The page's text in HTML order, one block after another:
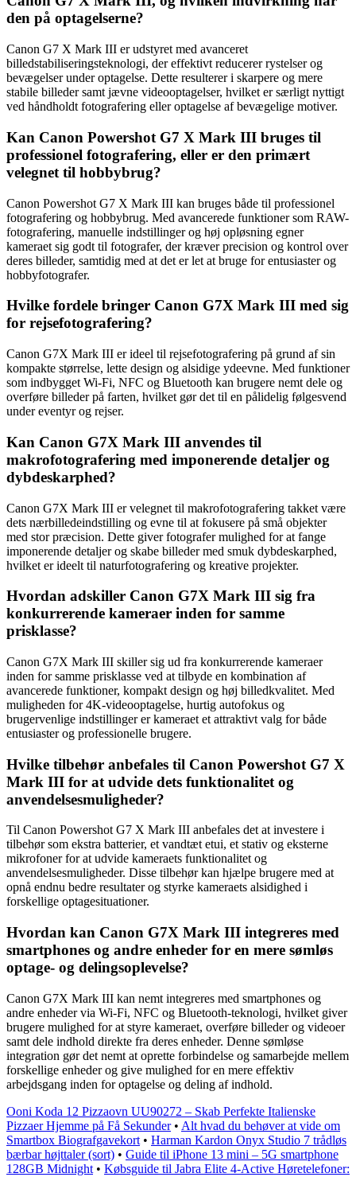
den på optagelserne?
Canon G7 X Mark III er udstyret med avanceret
billedstabiliseringsteknologi, der effektivt reducerer rystelser og
bevægelser under optagelse. Dette resulterer i skarpere og mere
stabile billeder samt jævne videooptagelser, hvilket er særligt nyttigt
ved håndholdt fotografering eller optagelse af bevægelige motiver.
Kan Canon Powershot G7 X Mark III bruges til
professionel fotografering, eller er den primært
velegnet til hobbybrug?
Canon Powershot G7 X Mark III kan bruges både til professionel
fotografering og hobbybrug. Med avancerede funktioner som RAW-
fotografering, manuelle indstillinger og høj opløsning egner
kameraet sig godt til fotografer, der kræver precision og kontrol over
deres billeder, samtidig med at det er let at bruge for entusiaster og
hobbyfotografer.
Hvilke fordele bringer Canon G7X Mark III med sig
for rejsefotografering?
Canon G7X Mark III er ideel til rejsefotografering på grund af sin
kompakte størrelse, lette design og alsidige ydeevne. Med funktioner
som indbygget Wi-Fi, NFC og Bluetooth kan brugere nemt dele og
overføre billeder på farten, hvilket gør det til en pålidelig følgesvend
under eventyr og rejser.
Kan Canon G7X Mark III anvendes til
makrofotografering med imponerende detaljer og
dybdeskarphed?
Canon G7X Mark III er velegnet til makrofotografering takket være
dets nærbilledeindstilling og evne til at fokusere på små objekter
med stor præcision. Dette giver fotografer mulighed for at fange
imponerende detaljer og skabe billeder med smuk dybdeskarphed,
hvilket er ideelt til naturfotografering og kreative projekter.
Hvordan adskiller Canon G7X Mark III sig fra
konkurrerende kameraer inden for samme
prisklasse?
Canon G7X Mark III skiller sig ud fra konkurrerende kameraer
inden for samme prisklasse ved at tilbyde en kombination af
avancerede funktioner, kompakt design og høj billedkvalitet. Med
muligheden for 4K-videooptagelse, hurtig autofokus og
brugervenlige indstillinger er kameraet et attraktivt valg for både
entusiaster og professionelle brugere.
Hvilke tilbehør anbefales til Canon Powershot G7 X
Mark III for at udvide dets funktionalitet og
anvendelsesmuligheder?
Til Canon Powershot G7 X Mark III anbefales det at investere i
tilbehør som ekstra batterier, et vandtæt etui, et stativ og eksterne
mikrofoner for at udvide kameraets funktionalitet og
anvendelsesmuligheder. Disse tilbehør kan hjælpe brugere med at
opnå endnu bedre resultater og styrke kameraets alsidighed i
forskellige optagesituationer.
Hvordan kan Canon G7X Mark III integreres med
smartphones og andre enheder for en mere sømløs
optage- og delingsoplevelse?
Canon G7X Mark III kan nemt integreres med smartphones og
andre enheder via Wi-Fi, NFC og Bluetooth-teknologi, hvilket giver
brugere mulighed for at styre kameraet, overføre billeder og videoer
samt dele indhold direkte fra deres enheder. Denne sømløse
integration gør det nemt at oprette forbindelse og samarbejde mellem
forskellige enheder og give mulighed for en mere effektiv
arbejdsgang inden for optagelse og deling af indhold.
Ooni Koda 12 Pizzaovn UU90272 – Skab Perfekte Italienske
Pizzaer Hjemme på Få Sekunder• Alt hvad du behøver at vide om
Smartbox Biografgavekort • Harman Kardon Onyx Studio 7 trådløs
bærbar højttaler (sort) • Guide til iPhone 13 mini – 5G smartphone
128GB Midnight • Købsguide til Jabra Elite 4-Active Høretelefoner: